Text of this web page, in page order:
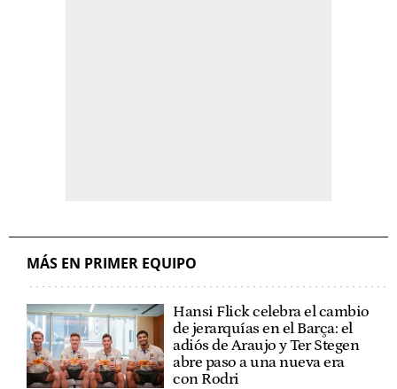
MÁS EN PRIMER EQUIPO
Hansi Flick celebra el cambio
de jerarquías en el Barça: el
adiós de Araujo y Ter Stegen
abre paso a una nueva era
con Rodri